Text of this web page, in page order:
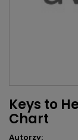
Keys to
Chart
Autorzy: